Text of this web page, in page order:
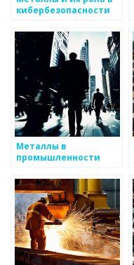
кибербезопасности
Металлы в
промышленности